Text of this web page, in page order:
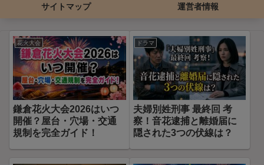
サイトマップ 運営者情報
花火大会
鎌倉花火大会2026はいつ
開催？屋台・穴場・交通
規制を完全ガイド！
ドラマ
夫婦別姓刑事 最終回 考
察！音花逮捕と離婚届に
隠された3つの伏線は？